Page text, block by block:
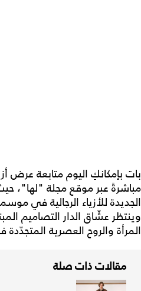
مباشرةً عبر موقع مجلة "لها"،
وينتظر عشّاق الدار التصاميم
المرأة والروح العصرية
مقالات ذات صلة